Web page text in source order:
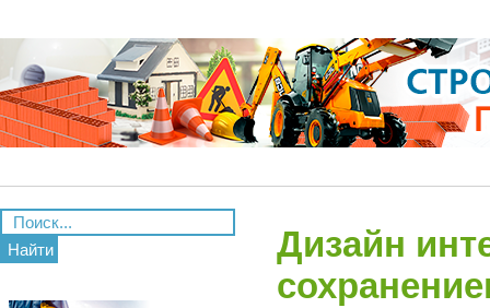
Найти
Дизайн